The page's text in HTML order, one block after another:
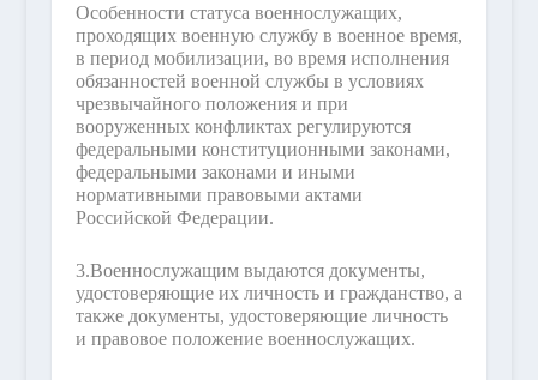
Особенности статуса военнослужащих,
проходящих военную службу в военное время,
в период мобилизации, во время исполнения
обязанностей военной службы в условиях
чрезвычайного положения и при
вооруженных конфликтах регулируются
федеральными конституционными законами,
федеральными законами и иными
нормативными правовыми актами
Российской Федерации.
3.Военнослужащим выдаются документы,
удостоверяющие их личность и гражданство, а
также документы, удостоверяющие личность
и правовое положение военнослужащих.